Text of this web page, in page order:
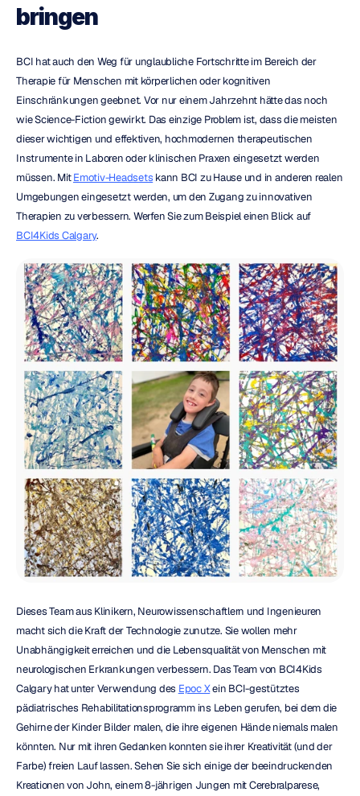
bringen
BCI hat auch den Weg für unglaubliche Fortschritte im Bereich der
Therapie für Menschen mit körperlichen oder kognitiven
Einschränkungen geebnet. Vor nur einem Jahrzehnt hätte das noch
wie Science-Fiction gewirkt. Das einzige Problem ist, dass die meisten
dieser wichtigen und effektiven, hochmodernen therapeutischen
Instrumente in Laboren oder klinischen Praxen eingesetzt werden
müssen. Mit Emotiv-Headsets kann BCI zu Hause und in anderen realen
Umgebungen eingesetzt werden, um den Zugang zu innovativen
BCI4Kids Calgary.
Dieses Team aus Klinikern, Neurowissenschaftlern und Ingenieuren
macht sich die Kraft der Technologie zunutze. Sie wollen mehr
Unabhängigkeit erreichen und die Lebensqualität von Menschen mit
neurologischen Erkrankungen verbessern. Das Team von BCI4Kids
Calgary hat unter Verwendung des Epoc X ein BCI-gestütztes
pädiatrisches Rehabilitationsprogramm ins Leben gerufen, bei dem die
Gehirne der Kinder Bilder malen, die ihre eigenen Hände niemals malen
könnten. Nur mit ihren Gedanken konnten sie ihrer Kreativität (und der
Farbe) freien Lauf lassen. Sehen Sie sich einige der beeindruckenden
Kreationen von John, einem 8-jährigen Jungen mit Cerebralparese,